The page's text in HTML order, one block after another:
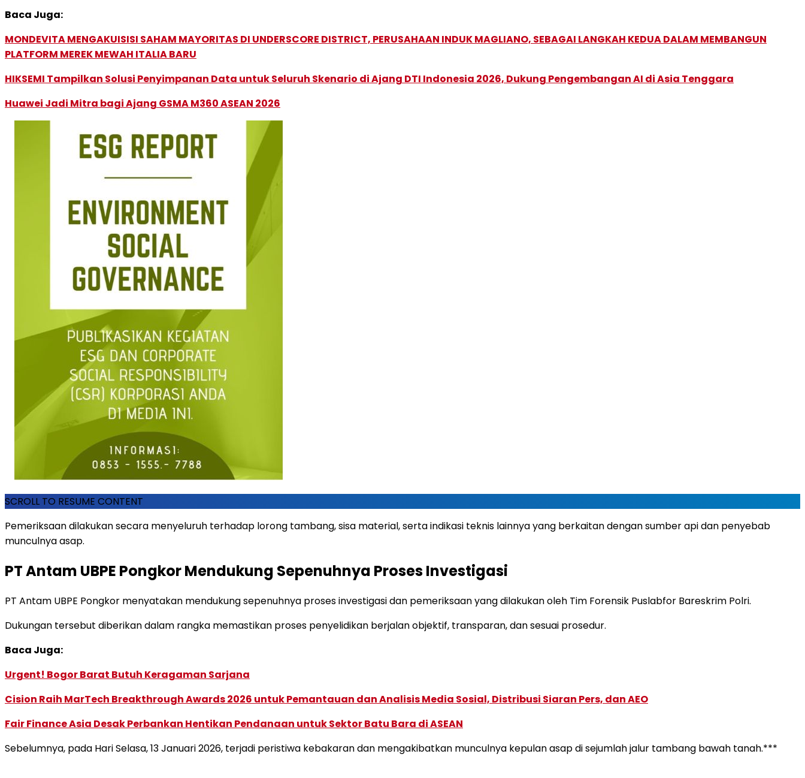
Baca Juga:
MONDEVITA MENGAKUISISI SAHAM MAYORITAS DI UNDERSCORE DISTRICT, PERUSAHAAN INDUK MAGLIANO, SEBAGAI LANGKAH KEDUA DALAM MEMBANGUN
PLATFORM MEREK MEWAH ITALIA BARU
HIKSEMI Tampilkan Solusi Penyimpanan Data untuk Seluruh Skenario di Ajang DTI Indonesia 2026, Dukung Pengembangan AI di Asia Tenggara
Huawei Jadi Mitra bagi Ajang GSMA M360 ASEAN 2026
SCROLL TO RESUME CONTENT
Pemeriksaan dilakukan secara menyeluruh terhadap lorong tambang, sisa material, serta indikasi teknis lainnya yang berkaitan dengan sumber api dan penyebab
munculnya asap.
PT Antam UBPE Pongkor Mendukung Sepenuhnya Proses Investigasi
PT Antam UBPE Pongkor menyatakan mendukung sepenuhnya proses investigasi dan pemeriksaan yang dilakukan oleh Tim Forensik Puslabfor Bareskrim Polri.
Dukungan tersebut diberikan dalam rangka memastikan proses penyelidikan berjalan objektif, transparan, dan sesuai prosedur.
Baca Juga:
Urgent! Bogor Barat Butuh Keragaman Sarjana
Cision Raih MarTech Breakthrough Awards 2026 untuk Pemantauan dan Analisis Media Sosial, Distribusi Siaran Pers, dan AEO
Fair Finance Asia Desak Perbankan Hentikan Pendanaan untuk Sektor Batu Bara di ASEAN
Sebelumnya, pada Hari Selasa, 13 Januari 2026, terjadi peristiwa kebakaran dan mengakibatkan munculnya kepulan asap di sejumlah jalur tambang bawah tanah.***